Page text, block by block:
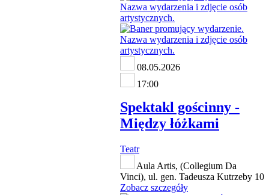
08.05.2026
17:00
Spektakl gościnny -
Między łóżkami
Teatr
Aula Artis, (Collegium Da
Vinci), ul. gen. Tadeusza Kutrzeby 10
Zobacz szczegóły